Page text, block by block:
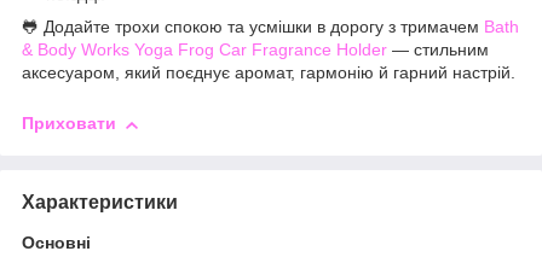
🐸 Додайте трохи спокою та усмішки в дорогу з тримачем Bath
& Body Works Yoga Frog Car Fragrance Holder — стильним
аксесуаром, який поєднує аромат, гармонію й гарний настрій.
Приховати
Характеристики
Основні